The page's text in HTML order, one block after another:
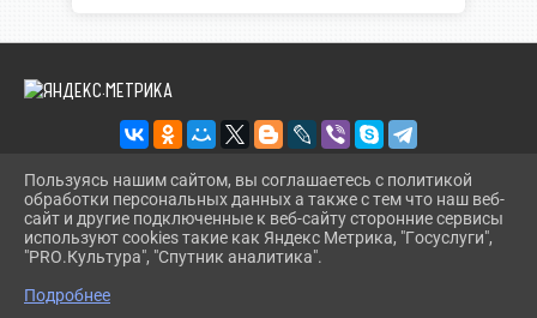
2026 Г. KORBIBL.RU
ВХОД
КАРТА САЙТА
Пользуясь нашим сайтом, вы соглашаетесь с политикой
обработки персональных данных а также с тем что наш веб-
сайт и другие подключенные к веб-сайту сторонние сервисы
используют cookies такие как Яндекс Метрика, "Госуслуги",
"PRO.Культура", "Спутник аналитика".
Подробнее